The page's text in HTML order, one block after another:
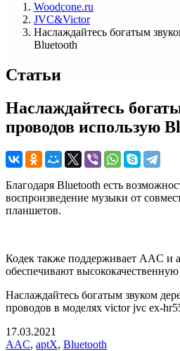
Woodcone.ru
JVC&Victor
Наслаждайтесь богатым
Bluetooth
Статьи
Наслаждайтесь
проводов использую
Благодаря Bluetooth есть
воспроизведение музыки от
планшетов.
Кодек также поддерживает AAC и
обеспечивают высококачественную
Наслаждайтесь богатым звуком
проводов в моделях victor jvc ex-
17.03.2021
AAC, aptX, Bluetooth